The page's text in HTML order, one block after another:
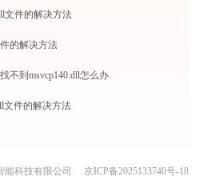
文件的解决方法
的解决方法
不到msvcp140.dll怎么办
文件的解决方法
能科技有限公司 京ICP备2025133740号-18